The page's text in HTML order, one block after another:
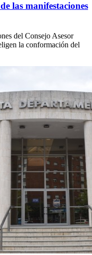
las manifestaciones
del Consejo Asesor
la conformación del